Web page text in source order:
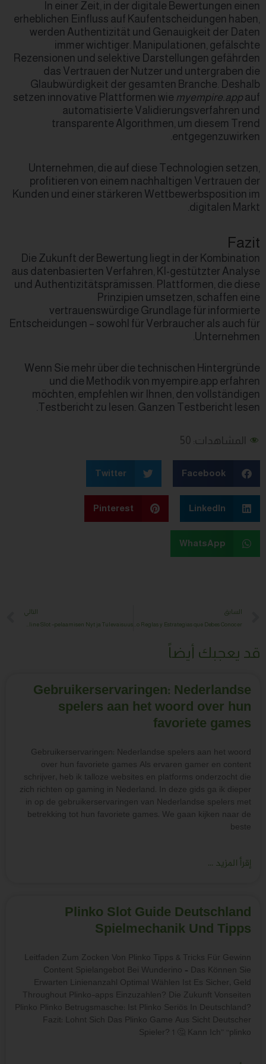
In einer Zeit, in der
erheblichen Einfluss auf
werden Authentizität und
immer wichtiger.
Rezensionen und selektive
das Vertrauen der
Glaubwürdigkeit der
setzen innovative
automatisierte
transparente
Unternehmen, die auf
profitieren von einem
Kunden und einer stärkeren
Die Zukunft der Bewertung
aus datenbasierten
und
Prinzipien
vertrauenswürdige
Entscheidungen – sowohl für
Wenn Sie mehr über die
und die Methodik von
möchten, empfehlen wir
Testbericht zu lesen.
Twitter
Pinterest
Kasvavat Pelimarkkinat Suomessa: Online Slot –pelaamisen Nyt ja Tulevaisuus
spelers aan
Gebruikerservaringen:
over hun favoriete games
schrijver, heb ik talloze websites
zich richten op gaming in
in op de gebruikerservaringen
betrekking tot hun favoriete
Plinko Slot
Leitfaden Zum Zocken Von Plinko
Content Spielangebot Bei
Erwarten Linienanzahl Optimal
Throughout Plinko-apps
Plinko Plinko Betrugsmasche: Ist
Fazit: Lohnt Sich Das Plinko